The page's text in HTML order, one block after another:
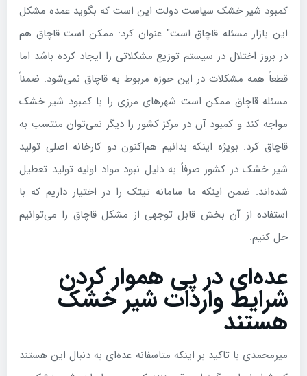
کمبود شیر خشک سیاست دولت این است که بگوید عمده مشکل
این بازار مسئله قاچاق است" عنوان کرد: ممکن است قاچاق هم
در بروز اختلال در سیستم توزیع مشکلاتی را ایجاد کرده باشد اما
قطعاً همه مشکلات در این حوزه مربوط به قاچاق نمی‌شود. ضمناً
مسئله قاچاق ممکن است شهرهای مرزی را با کمبود شیر خشک
مواجه کند و کمبود آن در مرکز کشور را دیگر نمی‌توان منتسب به
قاچاق کرد. بویژه اینکه بدانیم هم‌اکنون دو کارخانه اصلی تولید
شیر خشک در کشور صرفاً به دلیل نبود مواد اولیه تولید تعطیل
شده‌اند. ضمن اینکه ما سامانه‌ تیتک را در اختیار داریم که با
استفاده از آن بخش قابل توجهی از مشکل قاچاق را می‌توانیم
حل کنیم.
عده‌ای در پی هموار کردن
شرایط واردات شیر خشک
هستند
میرمحمدی با تاکید بر اینکه متاسفانه عده‌ای به دنبال این هستند